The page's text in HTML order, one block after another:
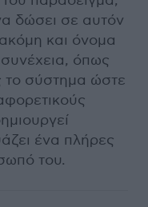
δώσει σε αυτόν
και όνομα
όπως
το σύστημα ώστε
ένα πλήρες
του.